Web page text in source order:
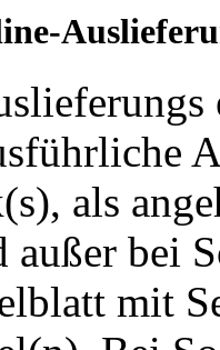
als
außer bei
mit